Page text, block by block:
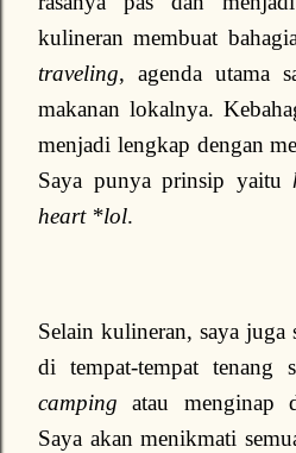
kulineran membuat
traveling, agenda utama
makanan lokalnya.
menjadi lengkap dengan
Saya punya prinsip yaitu
heart *lol.
Selain kulineran, saya juga
di tempat-tempat tenang
camping atau menginap
Saya akan menikmati